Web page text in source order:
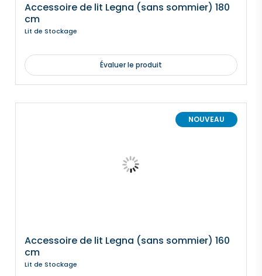
Accessoire de lit Legna (sans sommier) 180
cm
Lit de Stockage
Évaluer le produit
NOUVEAU
Accessoire de lit Legna (sans sommier) 160
cm
Lit de Stockage